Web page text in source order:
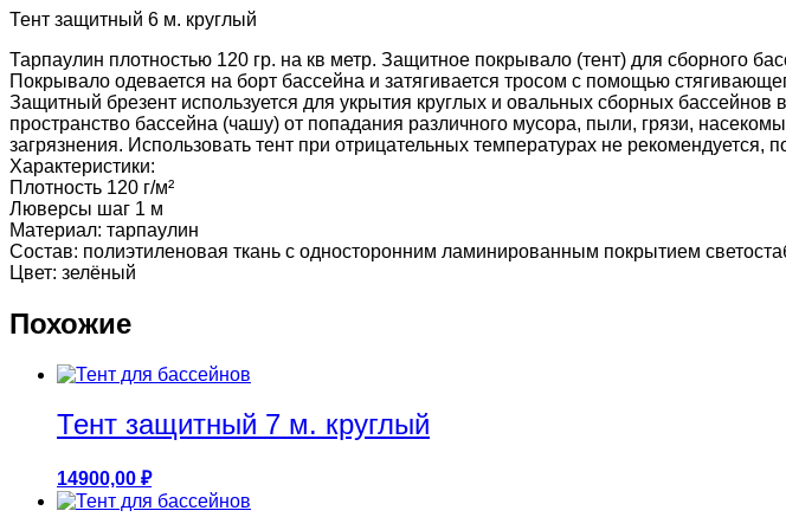
Тент защитный 6 м. круглый
Тарпаулин плотностью 120 гр. на кв метр. Защитное покрывало (тент) для сборного
Покрывало одевается на борт бассейна и затягивается тросом с помощью
Защитный брезент используется для укрытия круглых и овальных сборных
пространство бассейна (чашу) от попадания различного мусора, пыли, грязи,
загрязнения. Использовать тент при отрицательных температурах не рекомендуется,
Характеристики:
Плотность 120 г/м²
Люверсы шаг 1 м
Материал: тарпаулин
Состав: полиэтиленовая ткань с односторонним ламинированным покрытием
Цвет: зелёный
Похожие
Тент защитный 7 м. круглый
14900,00 ₽